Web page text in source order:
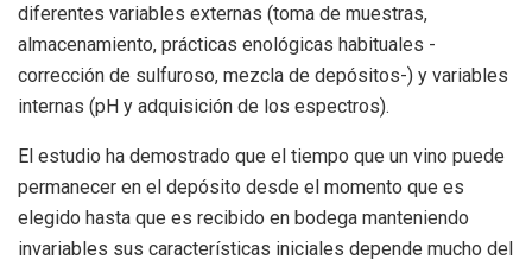
diferentes variables externas (toma de muestras,
almacenamiento, prácticas enológicas habituales -
corrección de sulfuroso, mezcla de depósitos-) y variables
internas (pH y adquisición de los espectros).
El estudio ha demostrado que el tiempo que un vino puede
permanecer en el depósito desde el momento que es
elegido hasta que es recibido en bodega manteniendo
invariables sus características iniciales depende mucho del